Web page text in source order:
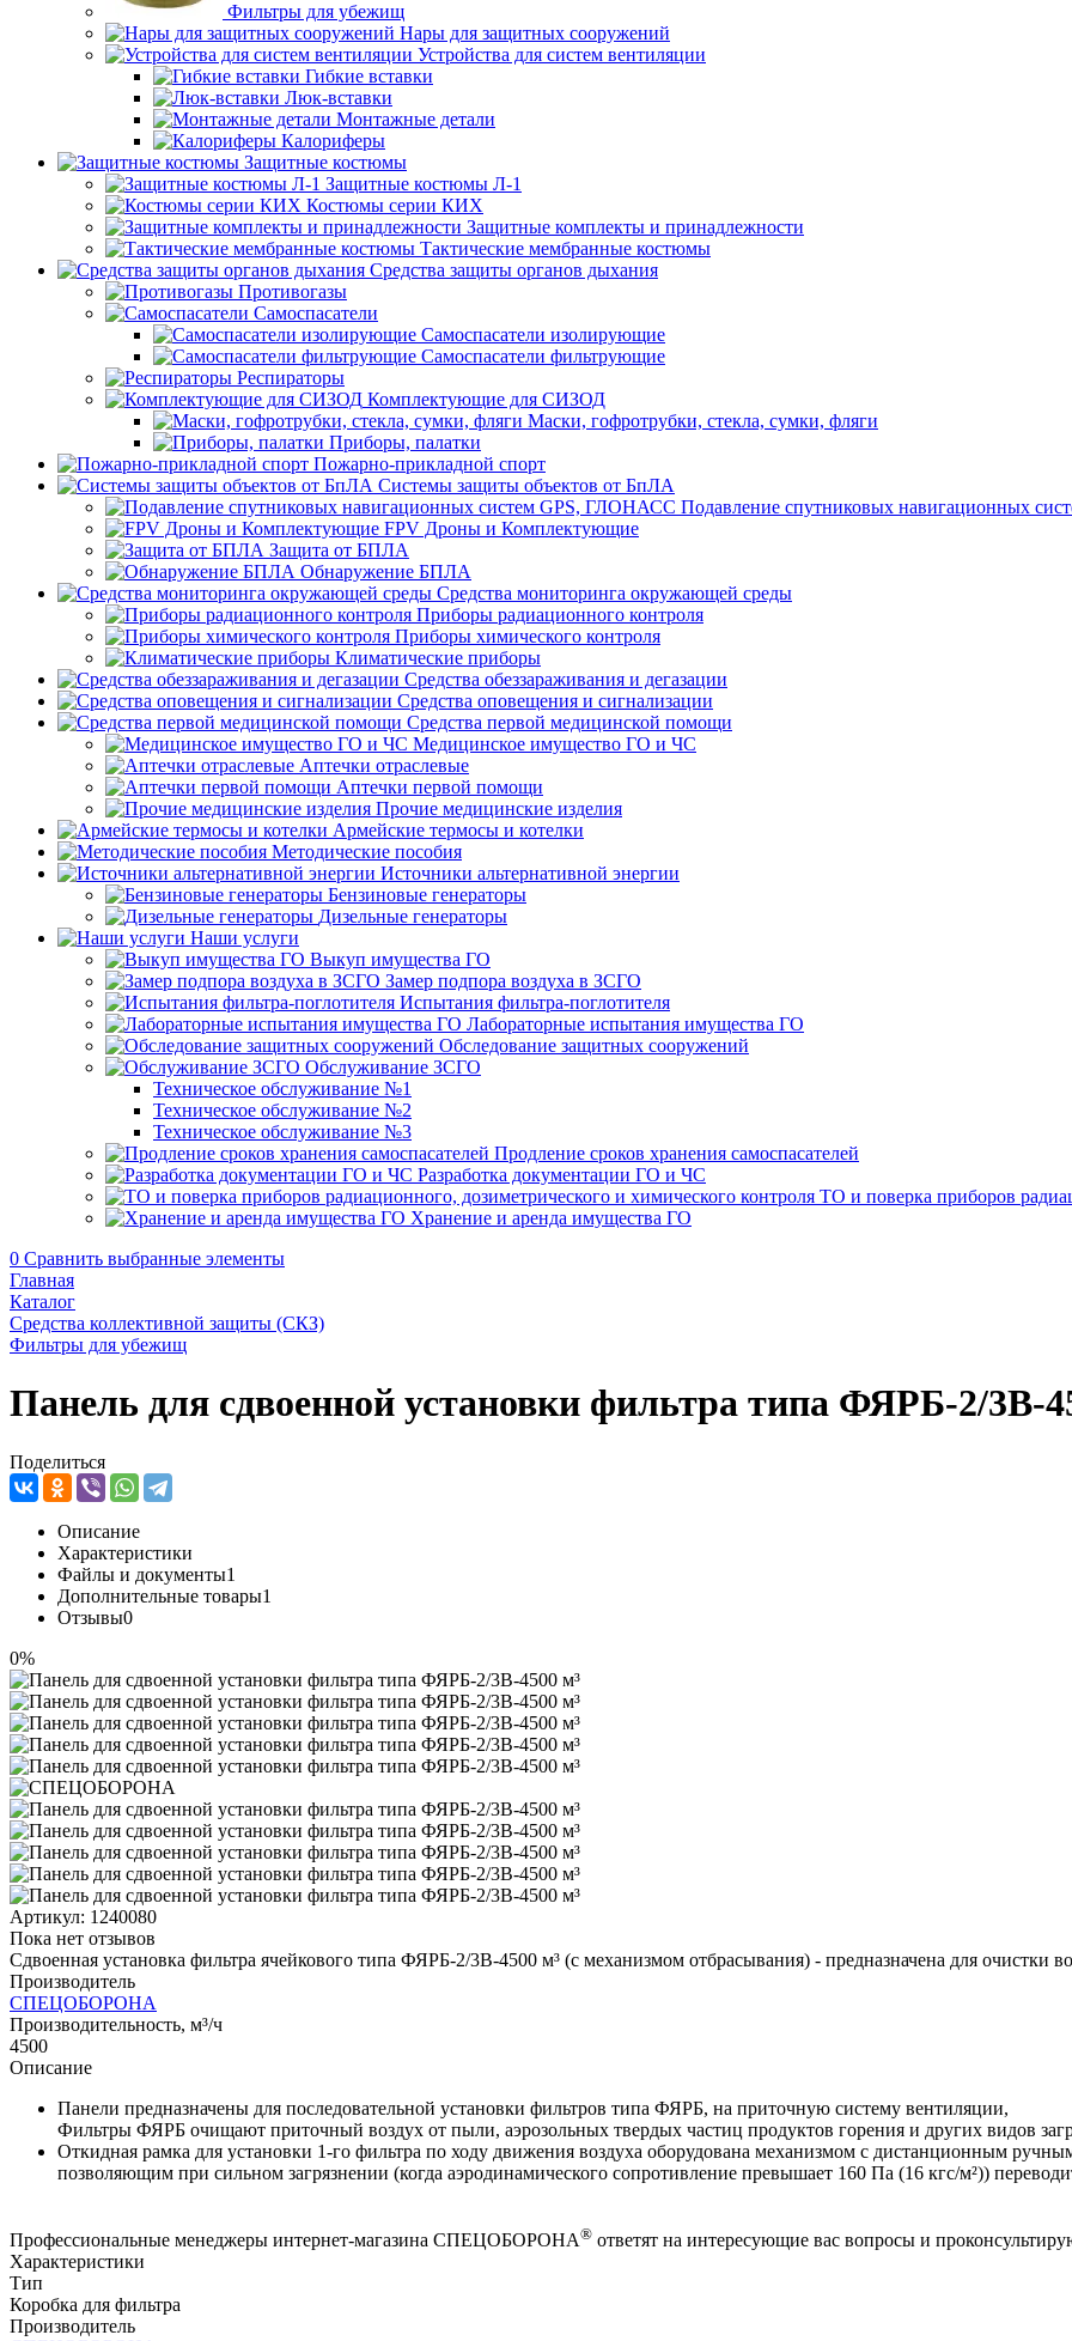
Фильтры для убежищ
Нары для защитных сооружений
Устройства для систем вентиляции
Гибкие вставки
Люк-вставки
Монтажные детали
Калориферы
Защитные костюмы
Защитные костюмы Л-1
Костюмы серии КИХ
Защитные комплекты и принадлежности
Тактические мембранные костюмы
Средства защиты органов дыхания
Противогазы
Самоспасатели
Самоспасатели изолирующие
Самоспасатели фильтрующие
Респираторы
Комплектующие для СИЗОД
Маски, гофротрубки, стекла, сумки, фляги
Приборы, палатки
Пожарно-прикладной спорт
Системы защиты объектов от БпЛА
Подавление спутниковых навигационных
FPV Дроны и Комплектующие
Защита от БПЛА
Обнаружение БПЛА
Средства мониторинга окружающей среды
Приборы радиационного контроля
Приборы химического контроля
Климатические приборы
Средства обеззараживания и дегазации
Средства оповещения и сигнализации
Средства первой медицинской помощи
Медицинское имущество ГО и ЧС
Аптечки отраслевые
Аптечки первой помощи
Прочие медицинские изделия
Армейские термосы и котелки
Методические пособия
Источники альтернативной энергии
Бензиновые генераторы
Дизельные генераторы
Наши услуги
Выкуп имущества ГО
Замер подпора воздуха в ЗСГО
Испытания фильтра-поглотителя
Лабораторные испытания имущества ГО
Обследование защитных сооружений
Обслуживание ЗСГО
Техническое обслуживание №1
Техническое обслуживание №2
Техническое обслуживание №3
Продление сроков хранения самоспасателей
Разработка документации ГО и ЧС
ТО и поверка приборов
Хранение и аренда имущества ГО
0 Сравнить выбранные элементы
Главная
Каталог
Средства коллективной защиты (СКЗ)
Фильтры для убежищ
Панель для сдвоенной установки фильтра типа ФЯРБ-2/3В-
Поделиться
Описание
Характеристики
Файлы и документы1
Дополнительные товары1
Отзывы0
0%
Артикул: 1240080
Пока нет отзывов
Сдвоенная установка фильтра ячейкового типа ФЯРБ-2/3В-4500 м³ (c механизмом отбрасывания) - предназначена для очистки
Производитель
СПЕЦОБОРОНА
Производительность, м³/ч
4500
Описание
Панели предназначены для последовательной установки фильтров типа ФЯРБ, на приточную систему вентиляции,
Фильтры ФЯРБ очищают приточный воздух от пыли, аэрозольных твердых частиц продуктов горения и других видов
Откидная рамка для установки 1-го фильтра по ходу движения воздуха оборудована механизмом с дистанционным
позволяющим при сильном загрязнении (когда аэродинамического сопротивление превышает 160 Па (16 кгс/м²))
Профессиональные менеджеры интернет-магазина СПЕЦОБОРОНА® ответят на интересующие вас вопросы и
Характеристики
Тип
Коробка для фильтра
Производитель